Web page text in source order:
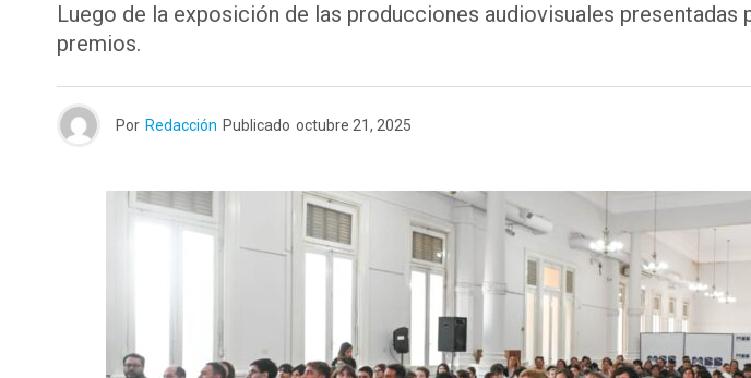
Luego de la exposición de las producciones audiovisuales
premios.
Por Redacción Publicado octubre 21, 2025